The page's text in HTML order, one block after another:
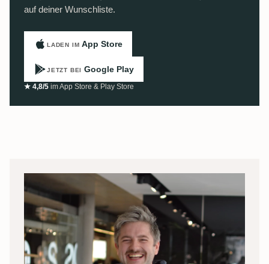
auf deiner Wunschliste.
LADEN IM App Store
JETZT BEI Google Play
★ 4,8/5 im App Store & Play Store